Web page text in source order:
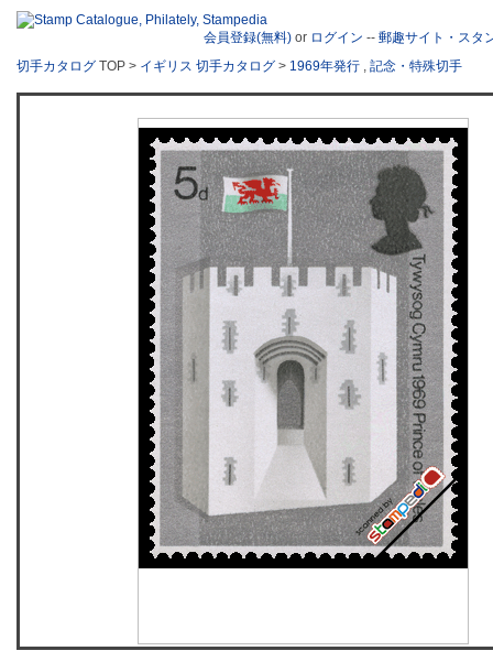
会員登録(無料) or ログイン -- 郵趣サイト・スタ
切手カタログ TOP > イギリス 切手カタログ > 1969年発行 , 記念・特殊切手